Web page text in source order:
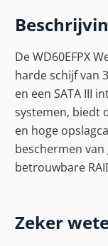
De WD60EFPX
harde schijf van
en een SATA III
systemen, biedt
en hoge
beschermen
betrouwbare
Zeker